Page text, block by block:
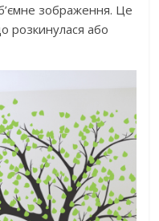
зображення. Це
розкинулася або